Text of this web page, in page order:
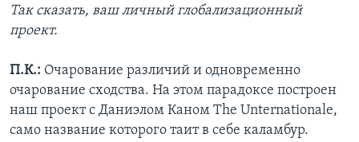
Так сказать, ваш личный глобализационный
проект.
П.К.: Очарование различий и одновременно
очарование сходства. На этом парадоксе построен
наш проект с Даниэлом Каном The Unternationale,
само название которого таит в себе каламбур.